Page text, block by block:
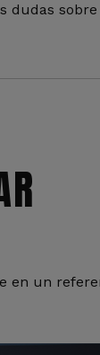
dudas
en un